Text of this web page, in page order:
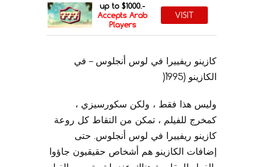
up to $1000.-
Accepts Arab
Players
VISIT
كازينو ريفييرا في لوس أنجلوس – في
الكازينو (1995(
وليس هذا فقط ، ولكن سكورسيزي ،
كمخرج للفيلم ، تمكن من التقاط كل روعة
كازينو ريفييرا في لوس أنجلوس. حتى
إضافات الكازينو هم أشخاص حقيقيون جاؤوا